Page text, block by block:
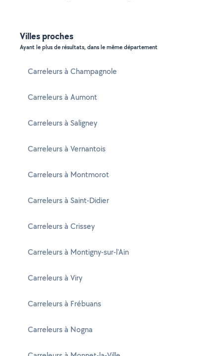
Villes proches
Ayant le plus de résultats, dans le même département
Carreleurs à Champagnole
Carreleurs à Aumont
Carreleurs à Saligney
Carreleurs à Vernantois
Carreleurs à Montmorot
Carreleurs à Saint-Didier
Carreleurs à Crissey
Carreleurs à Montigny-sur-l'Ain
Carreleurs à Viry
Carreleurs à Frébuans
Carreleurs à Nogna